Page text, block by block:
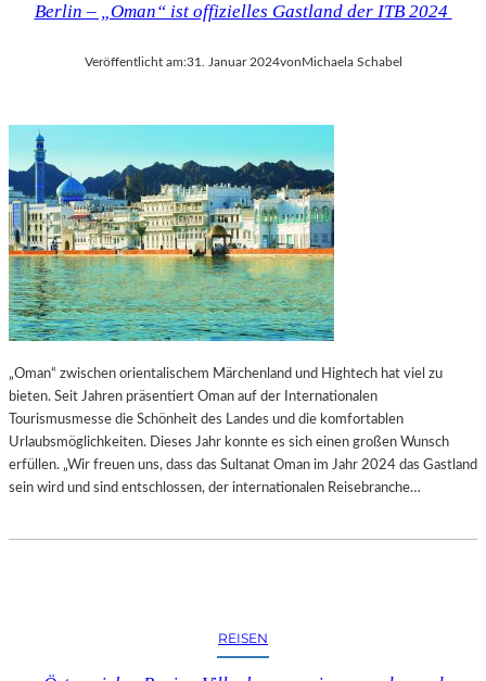
Berlin – „Oman“ ist offizielles Gastland der ITB 2024
Veröffentlicht am:31. Januar 2024vonMichaela Schabel
„Oman“ zwischen orientalischem Märchenland und Hightech hat viel zu
bieten. Seit Jahren präsentiert Oman auf der Internationalen
Tourismusmesse die Schönheit des Landes und die komfortablen
Urlaubsmöglichkeiten. Dieses Jahr konnte es sich einen großen Wunsch
erfüllen. „Wir freuen uns, dass das Sultanat Oman im Jahr 2024 das Gastland
sein wird und sind entschlossen, der internationalen Reisebranche…
REISEN